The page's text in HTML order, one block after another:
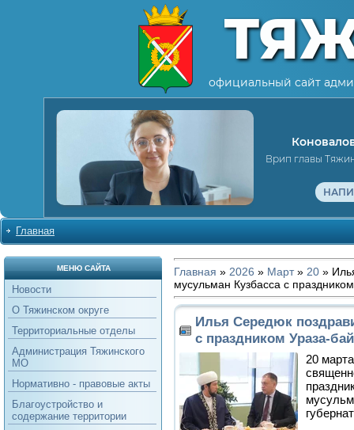
официальный сайт
Врип главы
Главная
МЕНЮ САЙТА
Новости
О Тяжинском округе
Территориальные отделы
Администрация Тяжинского
МО
Нормативно - правовые акты
Благоустройство и
содержание территории
Главная » 2026 » Март » 20 »
мусульман Кузбасса с
Илья Середюк
с праздником Ураза-
20